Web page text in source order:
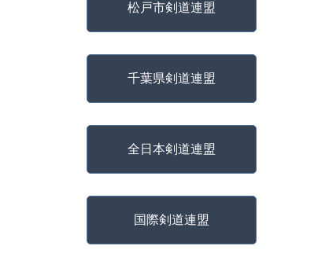
松戸市剣道連盟
千葉県剣道連盟
全日本剣道連盟
国際剣道連盟